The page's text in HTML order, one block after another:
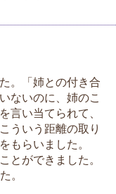
。「姉との付き合
ないのに、姉のこ
言い当てられて、
ういう距離の取り
もらいました。
とができました。
。